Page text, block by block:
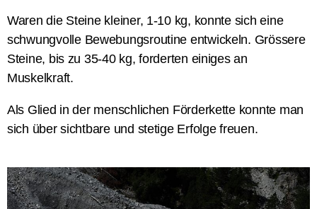
Waren die Steine kleiner, 1-10 kg, konnte sich eine
schwungvolle Bewebungsroutine entwickeln. Grössere
Steine, bis zu 35-40 kg, forderten einiges an
Muskelkraft.
Als Glied in der menschlichen Förderkette konnte man
sich über sichtbare und stetige Erfolge freuen.